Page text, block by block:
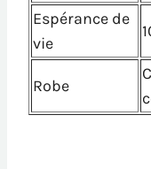
Espérance de
vie
Robe